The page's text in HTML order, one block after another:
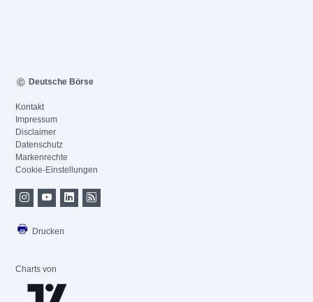
Deutsche Börse
Kontakt
Impressum
Disclaimer
Datenschutz
Markenrechte
Cookie-Einstellungen
Drucken
Charts von